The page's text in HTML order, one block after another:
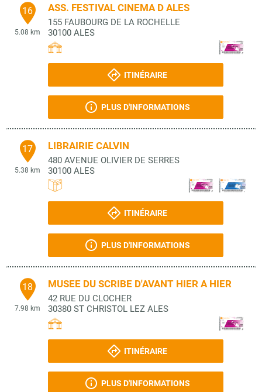
16
5.08 km
ASS. FESTIVAL CINEMA D ALES
155 FAUBOURG DE LA ROCHELLE
30100 ALES
ITINÉRAIRE
PLUS D'INFORMATIONS
17
5.38 km
LIBRAIRIE CALVIN
480 AVENUE OLIVIER DE SERRES
30100 ALES
ITINÉRAIRE
PLUS D'INFORMATIONS
18
7.98 km
MUSEE DU SCRIBE D'AVANT HIER A HIER
42 RUE DU CLOCHER
30380 ST CHRISTOL LEZ ALES
ITINÉRAIRE
PLUS D'INFORMATIONS